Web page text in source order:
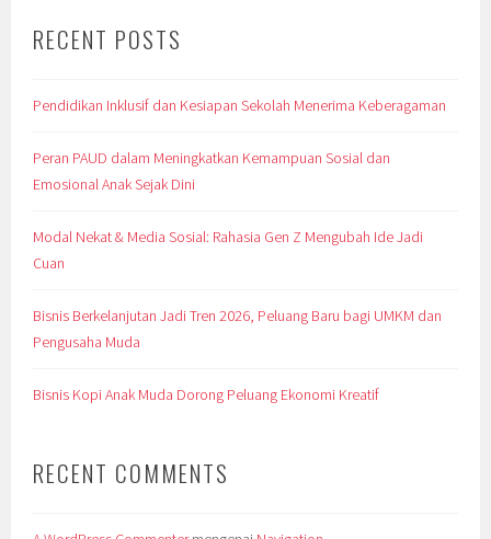
RECENT POSTS
Pendidikan Inklusif dan Kesiapan Sekolah Menerima Keberagaman
Peran PAUD dalam Meningkatkan Kemampuan Sosial dan
Emosional Anak Sejak Dini
Modal Nekat & Media Sosial: Rahasia Gen Z Mengubah Ide Jadi
Cuan
Bisnis Berkelanjutan Jadi Tren 2026, Peluang Baru bagi UMKM dan
Pengusaha Muda
Bisnis Kopi Anak Muda Dorong Peluang Ekonomi Kreatif
RECENT COMMENTS